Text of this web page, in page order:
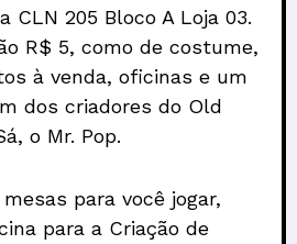
CLN 205 Bloco A Loja 03.
R$ 5, como de costume,
à venda, oficinas e um
dos criadores do Old
o Mr. Pop.
para você jogar,
para a Criação de